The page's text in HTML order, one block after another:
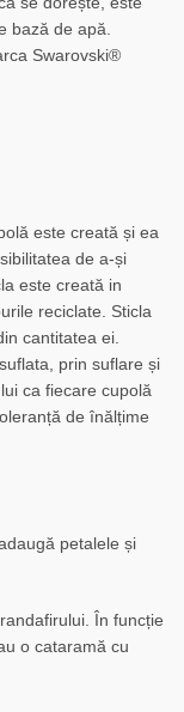
bază de apă.
Swarovski®
este creată și ea
de a-și
este creată in
reciclate. Sticla
cantitatea ei.
prin suflare și
ca fiecare cupolă
de înălțime
petalele și
În funcție
o cataramă cu